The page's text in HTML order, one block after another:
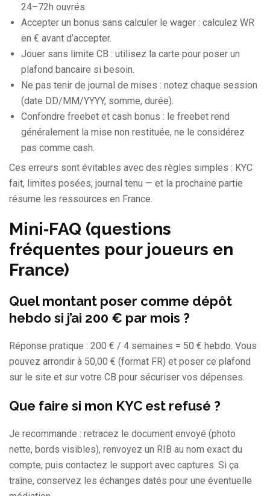
24–72h ouvrés.
Accepter un bonus sans calculer le wager : calculez WR
en € avant d’accepter.
Jouer sans limite CB : utilisez la carte pour poser un
plafond bancaire si besoin.
Ne pas tenir de journal de mises : notez chaque session
(date DD/MM/YYYY, somme, durée).
Confondre freebet et cash bonus : le freebet rend
généralement la mise non restituée, ne le considérez
pas comme cash.
Ces erreurs sont évitables avec des règles simples : KYC
fait, limites posées, journal tenu — et la prochaine partie
résume les ressources en France.
Mini‑FAQ (questions
fréquentes pour joueurs en
France)
Quel montant poser comme dépôt
hebdo si j’ai 200 € par mois ?
Réponse pratique : 200 € / 4 semaines = 50 € hebdo. Vous
pouvez arrondir à 50,00 € (format FR) et poser ce plafond
sur le site et sur votre CB pour sécuriser vos dépenses.
Que faire si mon KYC est refusé ?
Je recommande : retracez le document envoyé (photo
nette, bords visibles), renvoyez un RIB au nom exact du
compte, puis contactez le support avec captures. Si ça
traîne, conservez les échanges datés pour une éventuelle